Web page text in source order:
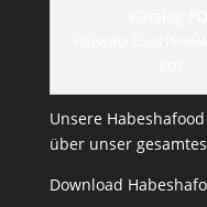
Unsere
über unser
Download